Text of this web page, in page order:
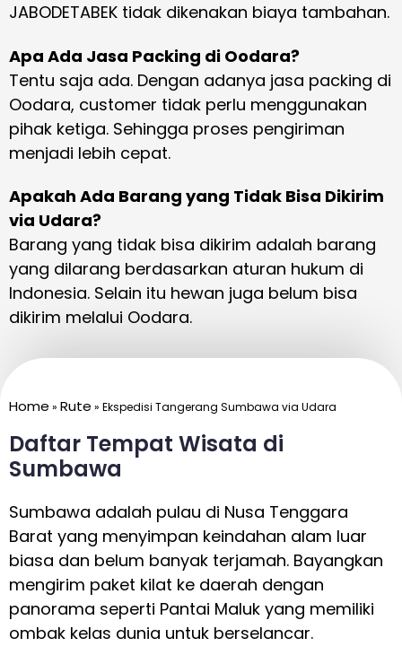
JABODETABEK tidak dikenakan biaya tambahan.
Apa Ada Jasa Packing di Oodara?
Tentu saja ada. Dengan adanya jasa packing di
Oodara, customer tidak perlu menggunakan
pihak ketiga. Sehingga proses pengiriman
menjadi lebih cepat.
Apakah Ada Barang yang Tidak Bisa Dikirim
via Udara?
Barang yang tidak bisa dikirim adalah barang
yang dilarang berdasarkan aturan hukum di
Indonesia. Selain itu hewan juga belum bisa
dikirim melalui Oodara.
Home » Rute » Ekspedisi Tangerang Sumbawa via Udara
Daftar Tempat Wisata di
Sumbawa
Sumbawa adalah pulau di Nusa Tenggara
Barat yang menyimpan keindahan alam luar
biasa dan belum banyak terjamah. Bayangkan
mengirim paket kilat ke daerah dengan
panorama seperti Pantai Maluk yang memiliki
ombak kelas dunia untuk berselancar.